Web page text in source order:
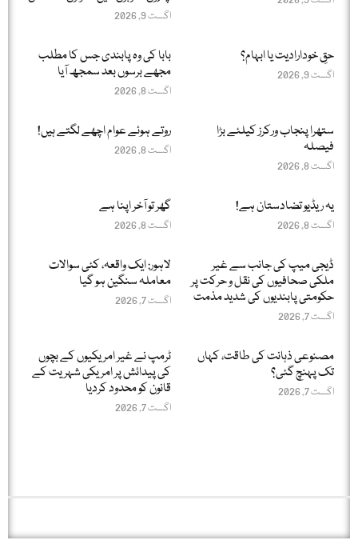
اگست 9, 2026
حقِ خودارادیت یا ابہام؟
اگست 9, 2026
بابا کی وہ پابندی جس کا مطلب
مجھے برسوں بعد سمجھ آیا
اگست 8, 2026
ستھرا پنجاب ورکرز کیلئے بڑا
فیصلہ
اگست 8, 2026
روتے ہوئے عوام اچھے لگتے ہیں!
اگست 8, 2026
یہ ریڈیو تضادستان ہے!
اگست 8, 2026
گھر تو آخر اپنا ہے
اگست 8, 2026
ڈیجی میپ کی جانب سے غیر
ملکی صحافیوں کی نقل و حرکت پر
حکومتی پابندیوں کی شدید مذمت
اگست 7, 2026
لاہور: ایک واقعہ، کئی سوالات
معاملہ سنگین ہو گیا
اگست 7, 2026
مصنوعی ذہانت کی طاقت، کہاں
تک پہنچ گئی؟
اگست 7, 2026
ٹرمپ نے غیر امریکیوں کے بچوں
کی پیدائش پر امریکی شہریت کے
قانون کو محدود کردیا
اگست 7, 2026